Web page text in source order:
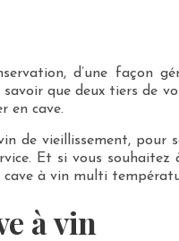
d’une façon
que deux tiers de
en cave.
de vieillissement, pour
Et si vous
à vin multi
à vin